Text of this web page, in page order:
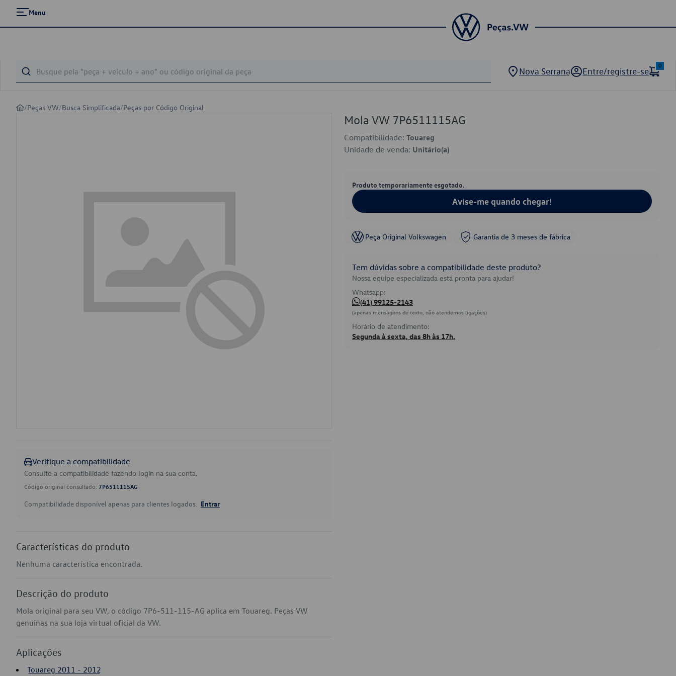
Menu
Nova Serrana Entre/registre-se
0
/Peças VW/Busca Simplificada/Peças por Código Original
Verifique a compatibilidade
Consulte a compatibilidade fazendo login na sua conta.
Código original consultado: 7P6511115AG
Compatibilidade disponível apenas para clientes logados. Entrar
Características do produto
Nenhuma característica encontrada.
Descrição do produto
Mola original para seu VW, o código 7P6-511-115-AG aplica em Touareg. Peças VW
genuínas na sua loja virtual oficial da VW.
Aplicações
Touareg 2011 - 2012
Mola VW 7P6511115AG
Compatibilidade: Touareg
Unidade de venda: Unitário(a)
Produto temporariamente esgotado.
Avise-me quando chegar!
Peça Original Volkswagen Garantia de 3 meses de fábrica
Tem dúvidas sobre a compatibilidade deste produto?
Nossa equipe especializada está pronta para ajudar!
Whatsapp:
(41) 99125-2143
(apenas mensagens de texto, não atendemos ligações)
Horário de atendimento:
Segunda à sexta, das 8h às 17h.